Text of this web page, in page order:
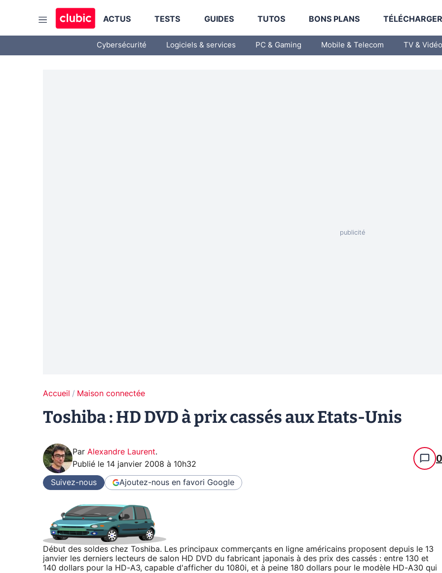
ACTUS TESTS GUIDES TUTOS BONS PLANS
Cybersécurité Logiciels & services PC & Gaming Mobile & Telecom TV & Vidéo
Accueil Maison connectée
Toshiba : HD DVD à prix cassés aux Etats-Unis
Par Alexandre Laurent.
Publié le 14 janvier 2008 à 10h32 0
Suivez-nous Ajoutez-nous en favori Google
Début des soldes chez Toshiba. Les principaux commerçants en ligne américains proposent depuis le 13
janvier les derniers lecteurs de salon HD DVD du fabricant japonais à des prix des cassés : entre 130 et
140 dollars pour la HD-A3, capable d'afficher du 1080i, et à peine 180 dollars pour le modèle HD-A30 qui